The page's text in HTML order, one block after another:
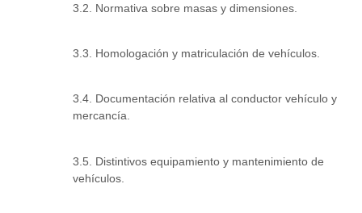
3.2. Normativa sobre masas y dimensiones.
3.3. Homologación y matriculación de vehículos.
3.4. Documentación relativa al conductor vehículo y
mercancía.
3.5. Distintivos equipamiento y mantenimiento de
vehículos.